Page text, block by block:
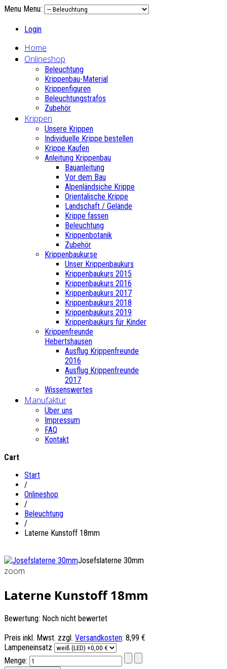
Menu Menu:
Login
Home
Onlineshop
Beleuchtung
Krippenbau-Material
Krippenfiguren
Beleuchtungstrafos
Zubehör
Krippen
Unsere Krippen
Individuelle Krippe bestellen
Krippe Kaufen
Anleitung Krippenbau
Bauanleitung
Vor dem Bau
Alpenländsiche Krippe
Orientalische Krippe
Landschaft / Gelände
Krippe fassen
Beleuchtung
Krippenbotanik
Zubehör
Krippenbaukurse
Unser Krippenbaukurs
Krippenbaukurs 2015
Krippenbaukurs 2016
Krippenbaukurs 2017
Krippenbaukurs 2018
Krippenbaukurs 2019
Krippenbaukurs für Kinder
Krippenfreunde
Hebertshausen
Ausflug Krippenfreunde
2016
Ausflug Krippenfreunde
2017
Wissenswertes
Manufaktur
Über uns
Impressum
FAQ
Kontakt
Cart
Start
/
Onlineshop
/
Beleuchtung
/
Laterne Kunstoff 18mm
Josefslaterne 30mm
zoom
Laterne Kunstoff 18mm
Bewertung: Noch nicht bewertet
Preis inkl. Mwst. zzgl. Versandkosten: 8,99 €
Lampeneinsatz
Menge: